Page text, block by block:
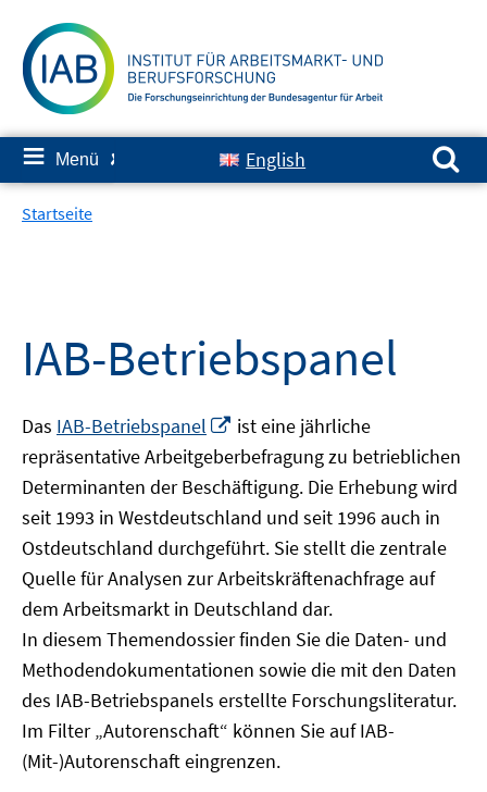
zum
Inhalt
≡ Menü ✘ English
Suchen nach:
Startseite
IAB-Betriebspanel
Das IAB-Betriebspanel
In
neuem
Fenster
öffnen
ist eine jährliche
repräsentative Arbeitgeberbefragung zu betrieblichen
Determinanten der Beschäftigung. Die Erhebung wird
seit 1993 in Westdeutschland und seit 1996 auch in
Ostdeutschland durchgeführt. Sie stellt die zentrale
Quelle für Analysen zur Arbeitskräftenachfrage auf
dem Arbeitsmarkt in Deutschland dar.
In diesem Themendossier finden Sie die Daten- und
Methodendokumentationen sowie die mit den Daten
des IAB-Betriebspanels erstellte Forschungsliteratur.
Im Filter „Autorenschaft“ können Sie auf IAB-
(Mit-)Autorenschaft eingrenzen.